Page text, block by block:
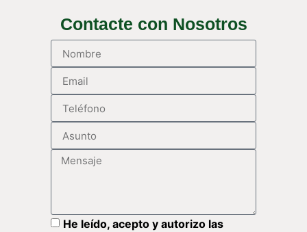
Contacte con Nosotros
He leído, acepto y autorizo las